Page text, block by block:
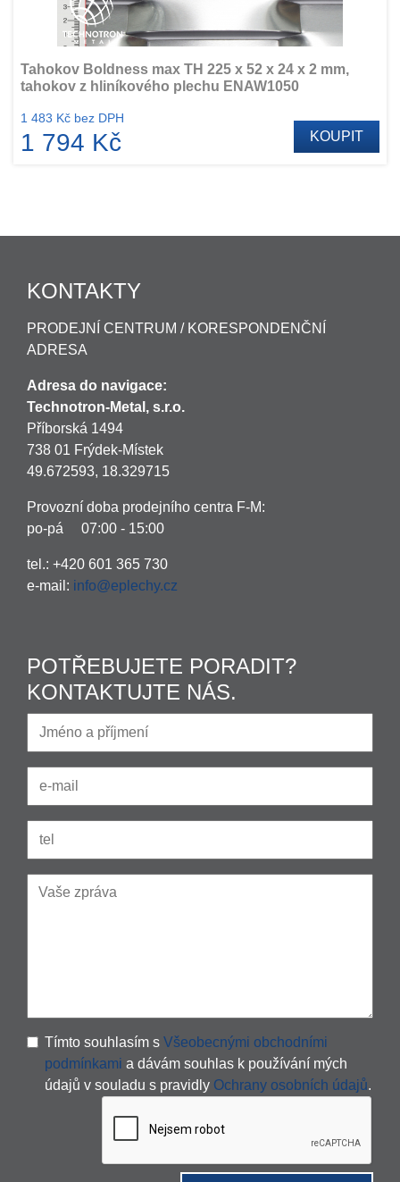
Tahokov Boldness max TH 225 x 52 x 24 x 2 mm,
tahokov z hliníkového plechu ENAW1050
1 483 Kč bez DPH
1 794 Kč KOUPIT
KONTAKTY
PRODEJNÍ CENTRUM / KORESPONDENČNÍ
ADRESA
Adresa do navigace:
Technotron-Metal, s.r.o.
Příborská 1494
738 01 Frýdek-Místek
49.672593, 18.329715
Provozní doba prodejního centra F-M:
po-pá 07:00 - 15:00
tel.: +420 601 365 730
e-mail: info@eplechy.cz
POTŘEBUJETE PORADIT?
KONTAKTUJTE NÁS.
Tímto souhlasím s Všeobecnými obchodními
podmínkami a dávám souhlas k používání mých
údajů v souladu s pravidly Ochrany osobních údajů.